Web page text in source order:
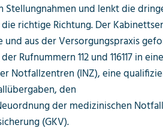
Stellungnahmen und lenkt die
richtige Richtung. Der
aus der Versorgungspraxis
Rufnummern 112 und 116117 in
Notfallzentren (INZ), eine
den
der medizinischen
(GKV).